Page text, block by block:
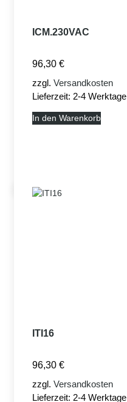
ICM.230VAC
96,30 €
zzgl. Versandkosten
Lieferzeit: 2-4 Werktage
In den Warenkorb
ITI16
96,30 €
zzgl. Versandkosten
Lieferzeit: 2-4 Werktage